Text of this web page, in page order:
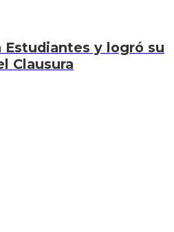
Estudiantes y logró su
Clausura